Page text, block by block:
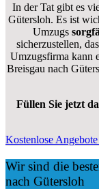
In der Tat gibt es
Gütersloh. Es ist
Umzugs
sicherzustellen,
Umzugsfirma kann
Breisgau nach
Füllen Sie jetzt
Kostenlose
Wir sind die
nach Gütersloh